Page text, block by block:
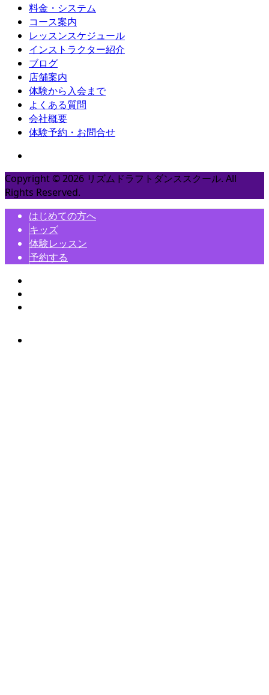
料金・システム
コース案内
レッスンスケジュール
インストラクター紹介
ブログ
店舗案内
体験から入会まで
よくある質問
会社概要
体験予約・お問合せ
Copyright ©2026 リズムドラフトダンススクール. All
Rights Reserved.
はじめての方へ
キッズ
体験レッスン
予約する